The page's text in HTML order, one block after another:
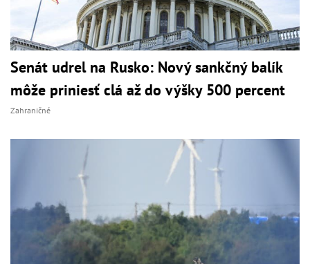
Senát udrel na Rusko: Nový sankčný balík
môže priniesť clá až do výšky 500 percent
Zahraničné